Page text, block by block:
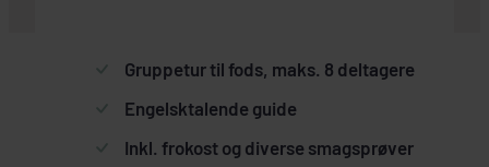
Gruppetur til fods, maks. 8 deltagere
Engelsktalende guide
Inkl. frokost og diverse smagsprøver